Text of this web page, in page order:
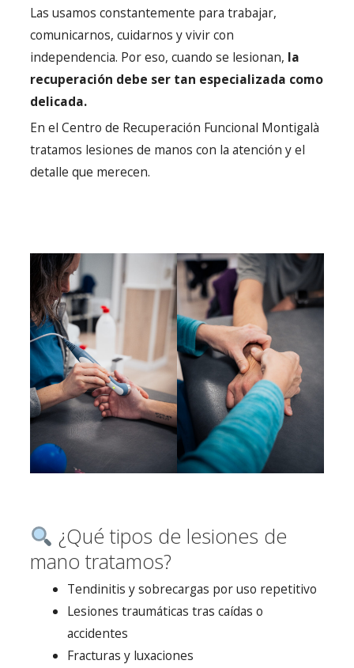
Las usamos constantemente para trabajar,
comunicarnos, cuidarnos y vivir con
independencia. Por eso, cuando se lesionan, la
recuperación debe ser tan especializada como
delicada.
En el Centro de Recuperación Funcional Montigalà
tratamos lesiones de manos con la atención y el
detalle que merecen.
¿Qué tipos de lesiones de
mano tratamos?
Tendinitis y sobrecargas por uso repetitivo
Lesiones traumáticas tras caídas o
accidentes
Fracturas y luxaciones